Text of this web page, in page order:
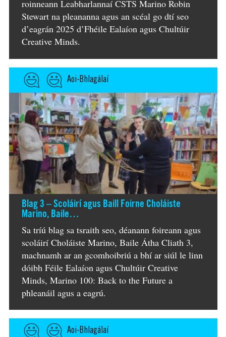
roinneann Leabharlannaí CSTS Marino Robin
Stewart na pleananna agus an scéal go dtí seo
d’eagrán 2025 d’Fhéile Ealaíon agus Chultúir
Creative Minds.
Aoi-Bhlagálaí
Blag 3 – Scoláirí agus Baill Foirne Choláiste
Marino, Baile…
Sa tríú blag sa tsraith seo, déanann foireann agus
scoláirí Choláiste Marino, Baile Átha Cliath 3,
machnamh ar an gcomhoibriú a bhí ar siúl le linn
dóibh Féile Ealaíon agus Chultúir Creative
Minds, Marino 100: Back to the Future a
phleanáil agus a eagrú.
Aoi-Bhlagálaí